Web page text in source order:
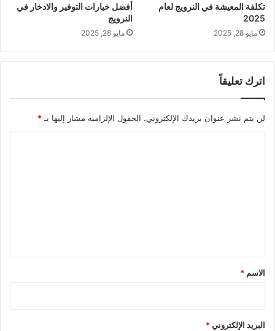
تكلفة المعيشة في النرويج لعام
2025
مايو 28, 2025
أفضل خيارات التوفير والادخار في
النرويج
مايو 28, 2025
اترك تعليقاً
لن يتم نشر عنوان بريدك الإلكتروني. الحقول الإلزامية مشار إليها بـ *
*
الاسم *
البريد الإلكتروني*